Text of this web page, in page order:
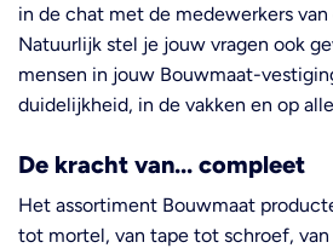
in de chat met de medewerkers
Natuurlijk stel je jouw vragen ook
mensen in jouw Bouwmaat-
duidelijkheid, in de vakken en op
De kracht van... compleet
Het assortiment Bouwmaat
tot mortel, van tape tot schroef,